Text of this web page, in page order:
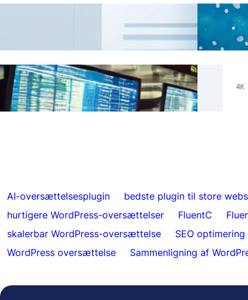
Sådan tilføjes en sprogskifter til
Spring over oversættelser for specifikt
indhold med FluentC
AI-oversættelsesplugin bedste plugin til store
hurtigere WordPress-oversættelser
FluentC
skalerbar WordPress-oversættelse
SEO optimering
WordPress oversættelse
Sammenligning af